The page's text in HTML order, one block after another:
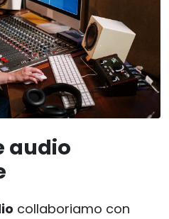
audio
collaboriamo con